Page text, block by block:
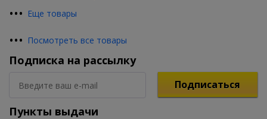
••• Еще товары
••• Посмотреть все товары
Подписка на рассылку
Подписаться
Пункты выдачи